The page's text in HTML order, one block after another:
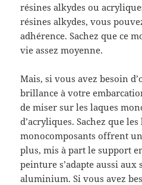
résines alkydes ou
résines alkydes, vous
adhérence. Sachez que ce
vie assez moyenne.
Mais, si vous avez besoin
brillance à votre
de miser sur les laques
d’acryliques. Sachez que les
monocomposants offrent
plus, mis à part le support
peinture s’adapte aussi aux
aluminium. Si vous avez